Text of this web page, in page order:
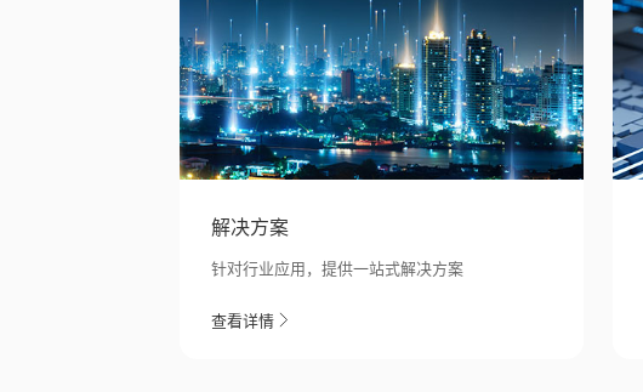
解决方案
针对行业应用，提供一站式解决方案
查看详情